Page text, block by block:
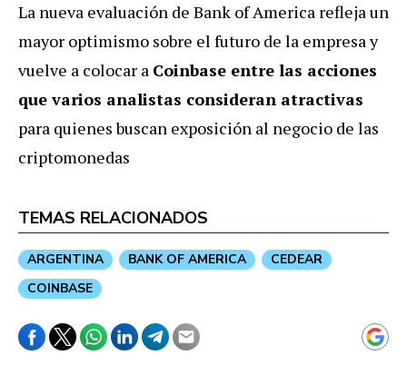
La nueva evaluación de Bank of America refleja un
mayor optimismo sobre el futuro de la empresa y
vuelve a colocar a Coinbase entre las acciones
que varios analistas consideran atractivas
para quienes buscan exposición al negocio de las
criptomonedas
TEMAS RELACIONADOS
ARGENTINA BANK OF AMERICA
CEDEAR
COINBASE